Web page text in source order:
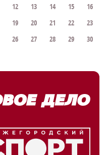
12 13 14 15
16
19 20 21 22
23
26 27 28 29
30